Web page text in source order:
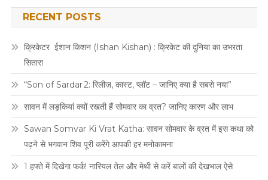
RECENT POSTS
क्रिकेटर ईशान किशन (Ishan Kishan) : क्रिकेट की दुनिया का उभरता
सितारा
“Son of Sardar 2: रिलीज़, कास्ट, प्लॉट – जानिए क्या है सबसे नया”
सावन में लड़कियां क्यों रखती हैं सोमवार का व्रत? जानिए कारण और लाभ
Sawan Somvar Ki Vrat Katha: सावन सोमवार के व्रत में इस कथा को
पढ़ने से भगवान शिव पूरी करेंगे आपकी हर मनोकामना
1 हफ्ते में दिखेगा फर्क! नारियल तेल और मेथी से करें बालों की देखभाल ऐसे